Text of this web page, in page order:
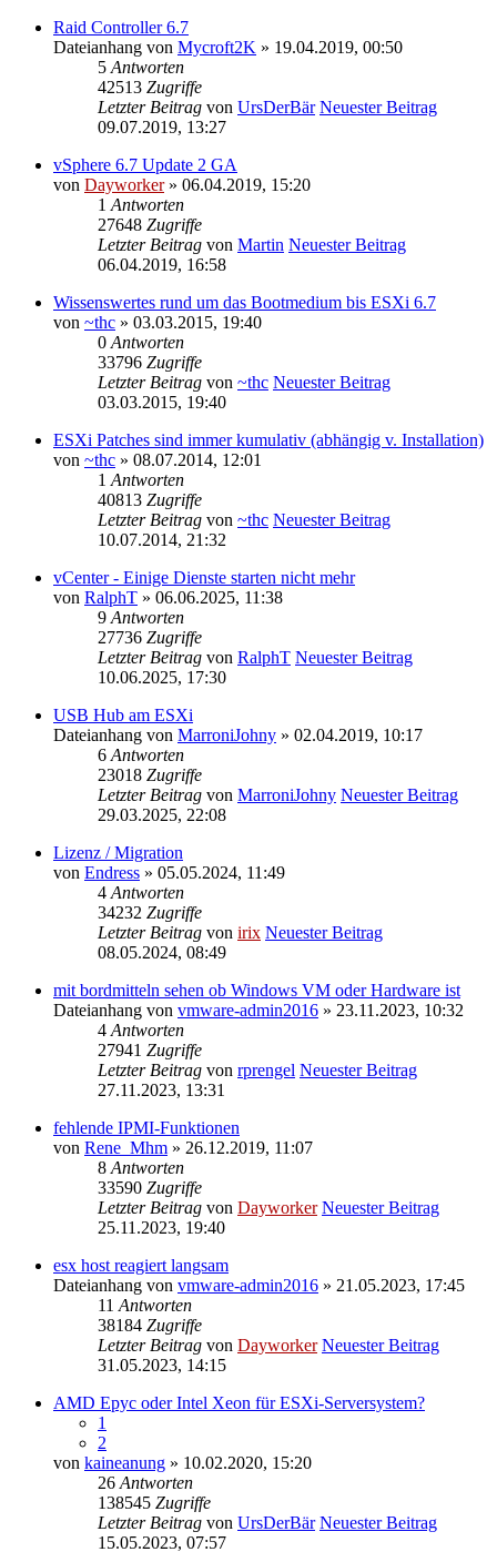
Raid Controller 6.7
Dateianhang von Mycroft2K » 19.04.2019, 00:50
5 Antworten
42513 Zugriffe
Letzter Beitrag von UrsDerBär Neuester Beitrag
09.07.2019, 13:27
vSphere 6.7 Update 2 GA
von Dayworker» 06.04.2019, 15:20
1 Antworten
27648 Zugriffe
Letzter Beitrag von Martin Neuester Beitrag
06.04.2019, 16:58
Wissenswertes rund um das Bootmedium bis ESXi 6.7
von ~thc » 03.03.2015, 19:40
0 Antworten
33796 Zugriffe
Letzter Beitrag von ~thc Neuester Beitrag
03.03.2015, 19:40
ESXi Patches sind immer kumulativ (abhängig v. Installation)
von ~thc » 08.07.2014, 12:01
1 Antworten
40813 Zugriffe
Letzter Beitrag von ~thc Neuester Beitrag
10.07.2014, 21:32
vCenter - Einige Dienste starten nicht mehr
von RalphT » 06.06.2025, 11:38
9 Antworten
27736 Zugriffe
Letzter Beitrag von RalphT Neuester Beitrag
10.06.2025, 17:30
USB Hub am ESXi
Dateianhang von MarroniJohny » 02.04.2019, 10:17
6 Antworten
23018 Zugriffe
Letzter Beitrag von MarroniJohny Neuester Beitrag
29.03.2025, 22:08
Lizenz / Migration
von Endress » 05.05.2024, 11:49
4 Antworten
34232 Zugriffe
Letzter Beitrag von irix Neuester Beitrag
08.05.2024, 08:49
mit bordmitteln sehen ob Windows VM oder Hardware ist
Dateianhang von vmware-admin2016 » 23.11.2023, 10:32
4 Antworten
27941 Zugriffe
Letzter Beitrag von rprengel Neuester Beitrag
27.11.2023, 13:31
fehlende IPMI-Funktionen
von Rene_Mhm » 26.12.2019, 11:07
8 Antworten
33590 Zugriffe
Letzter Beitrag von Dayworker Neuester Beitrag
25.11.2023, 19:40
esx host reagiert langsam
Dateianhang von vmware-admin2016 » 21.05.2023, 17:45
11 Antworten
38184 Zugriffe
Letzter Beitrag von Dayworker Neuester Beitrag
31.05.2023, 14:15
AMD Epyc oder Intel Xeon für ESXi-Serversystem?
1
2
von kaineanung » 10.02.2020, 15:20
26 Antworten
138545 Zugriffe
Letzter Beitrag von UrsDerBär Neuester Beitrag
15.05.2023, 07:57